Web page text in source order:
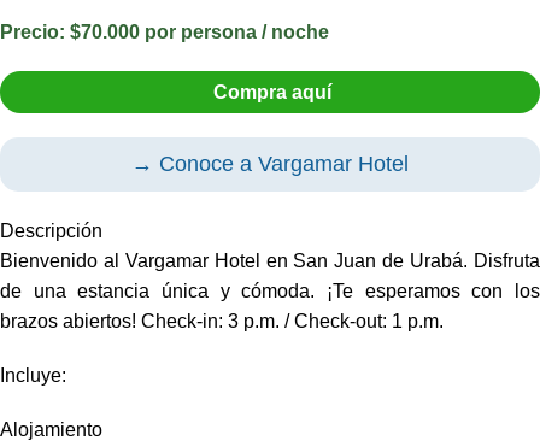
Precio: $70.000 por persona / noche
Compra aquí
→ Conoce a Vargamar Hotel
Descripción
Bienvenido al Vargamar Hotel en San Juan de Urabá. Disfruta
de una estancia única y cómoda. ¡Te esperamos con los
brazos abiertos! Check-in: 3 p.m. / Check-out: 1 p.m.
Incluye:
Alojamiento